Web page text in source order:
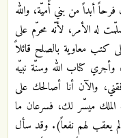
أبداً من بني أميّة، والله
له الأمر، لأنّه محرّم على
كتب معاوية بالصلح قائلاً
كتاب الله وسنّة نبيّه
والآن أنا أصالحك على
ميسّر لك، فسرعان ما
يعقب لهم نفعاً). وقد سأل